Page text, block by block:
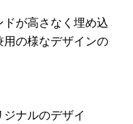
が高さなく埋め込
用の様なデザインの
ナルのデザイ